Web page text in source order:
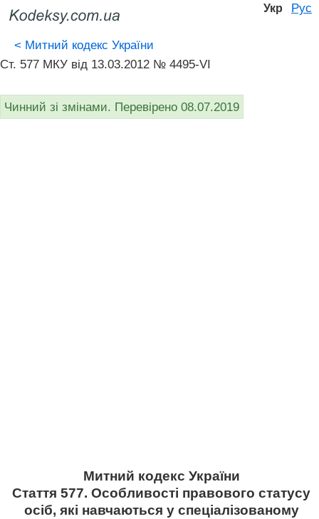
Укр Рус
< Митний кодекс України
Ст. 577 МКУ від 13.03.2012 № 4495-VI
Чинний зі змінами. Перевірено 08.07.2019
Митний кодекс України
Стаття 577. Особливості правового статусу
осіб, які навчаються у спеціалізованому